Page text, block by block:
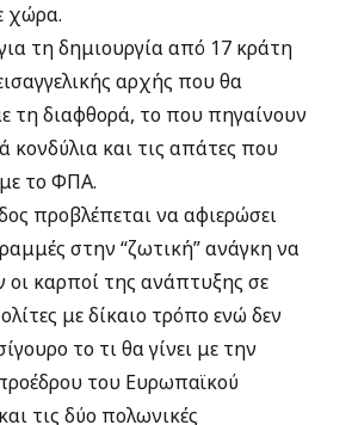
χώρα.
τη δημιουργία από 17 κράτη
αρχής που θα
τη διαφθορά, το που πηγαίνουν
κονδύλια και τις απάτες που
το ΦΠΑ.
προβλέπεται να αφιερώσει
στην “ζωτική” ανάγκη να
οι καρποί της ανάπτυξης σε
με δίκαιο τρόπο ενώ δεν
το τι θα γίνει με την
του Ευρωπαϊκού
τις δύο πολωνικές